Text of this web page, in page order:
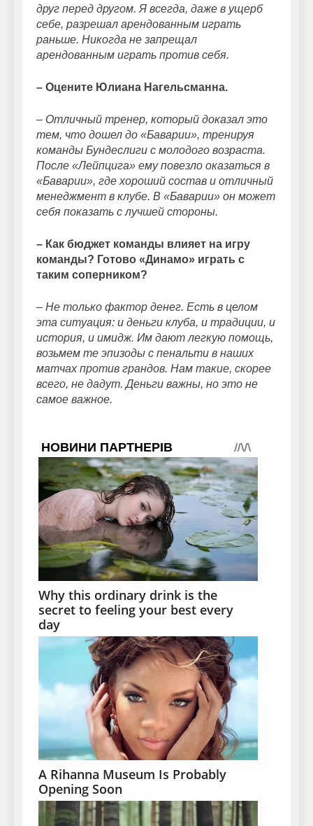
друг перед другом. Я всегда, даже в ущерб
себе, разрешал арендованным играть
раньше. Никогда не запрещал
арендованным играть против себя.
– Оцените Юлиана Нагельсманна.
– Отличный тренер, который доказал это
тем, что дошел до «Баварии», тренируя
команды Бундеслиги с молодого возраста.
После «Лейпцига» ему повезло оказаться в
«Баварии», где хороший состав и отличный
менеджмент в клубе. В «Баварии» он может
себя показать с лучшей стороны.
– Как бюджет команды влияет на игру
команды? Готово «Динамо» играть с
таким соперником?
– Не только фактор денег. Есть в целом
эта ситуация: и деньги клуба, и традиции, и
история, и имидж. Им дают легкую помощь,
возьмем те эпизоды с пенальти в наших
матчах против грандов. Нам такие, скорее
всего, не дадут. Деньги важны, но это не
самое важное.